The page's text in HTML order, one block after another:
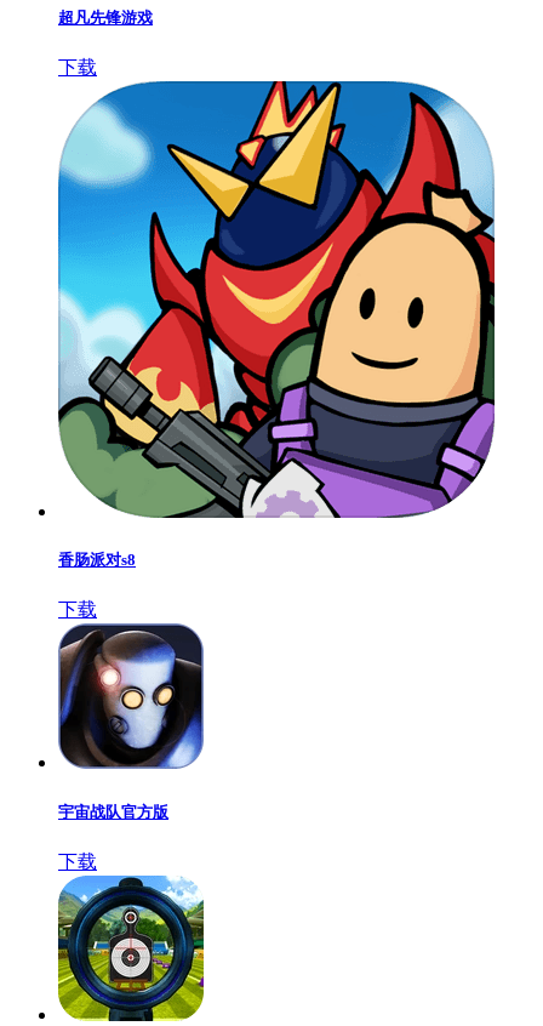
超凡先锋游戏
下载
香肠派对s8
下载
宇宙战队官方版
下载